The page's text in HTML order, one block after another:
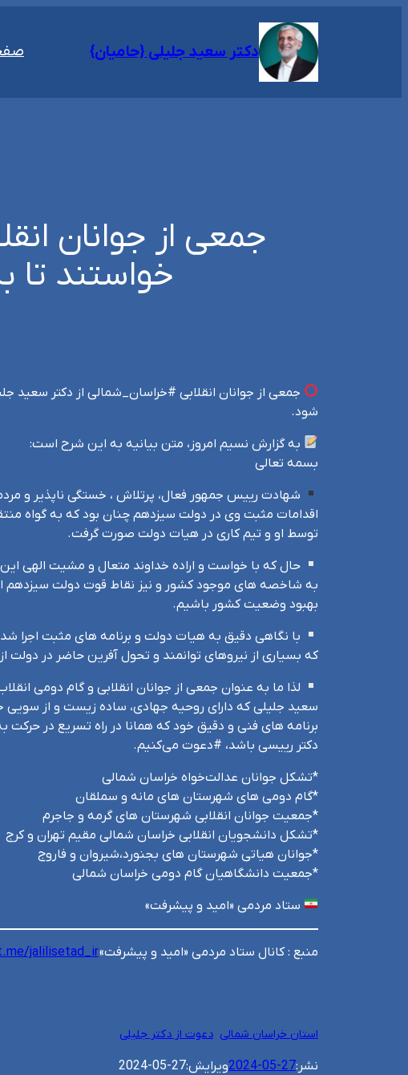
دکتر سعید جلیلی {حامیان}
جمعی از جوانان
خواستند تا به
شود.
به گزارش نسیم امروز، متن بیانیه به این شرح است:
بسمه تعالی
شهادت رییس جمهور فعال، پرتلاش ، خستگی ناپذیر و
اقدامات مثبت وی در دولت سیزدهم چنان بود که به گواه
توسط او و تیم کاری در هیات دولت صورت گرفت.
حال که با خواست و اراده خداوند متعال و مشیت الهی این
به شاخصه های موجود کشور و نیز نقاط قوت دولت سیزدهم
بهبود وضعیت کشور باشیم.
با نگاهی دقیق به هیات دولت و برنامه های مثبت
که بسیاری از نیروهای توانمند و تحول آفرین حاضر در
لذا ما به عنوان جمعی از جوانان انقلابی و گام دومی
سعید جلیلی که دارای روحیه جهادی، ساده زیست و از سویی
برنامه های فنی و دقیق خود که همانا در راه تسریع در
دکتر رییسی باشد، #دعوت می‌کنیم.
*تشکل جوانان عدالت‌خواه خراسان شمالی
*گام دومی های شهرستان های مانه و سملقان
*جمعیت جوانان انقلابی شهرستان های گرمه و جاجرم
*تشکل دانشجویان انقلابی خراسان شمالی مقیم تهران و کرج
*جوانان هیاتی شهرستان های بجنورد،شیروان و فاروج
*جمعیت دانشگاهیان گام دومی خراسان شمالی
ستاد مردمی «امید و پیشرفت»
منبع :‌ کانال ستاد مردمی «امید و پیشرفت»jalilisetad_ir
استان خراسان شمالی دعوت از دکتر جلیلی
نشر:2024-05-27ویرایش:2024-05-27